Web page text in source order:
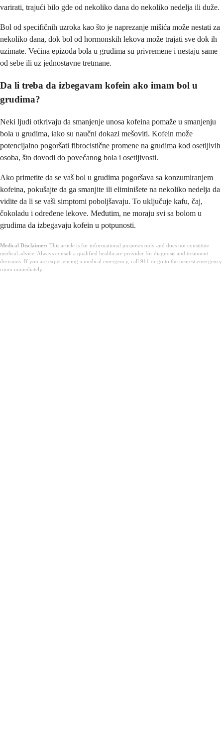
varirati, trajući bilo gde od nekoliko dana do nekoliko nedelja ili duže.
Bol od specifičnih uzroka kao što je naprezanje mišića može nestati za
nekoliko dana, dok bol od hormonskih lekova može trajati sve dok ih
uzimate. Većina epizoda bola u grudima su privremene i nestaju same
od sebe ili uz jednostavne tretmane.
Da li treba da izbegavam kofein ako imam bol u
grudima?
Neki ljudi otkrivaju da smanjenje unosa kofeina pomaže u smanjenju
bola u grudima, iako su naučni dokazi mešoviti. Kofein može
potencijalno pogoršati fibrocistične promene na grudima kod osetljivih
osoba, što dovodi do povećanog bola i osetljivosti.
Ako primetite da se vaš bol u grudima pogoršava sa konzumiranjem
kofeina, pokušajte da ga smanjite ili eliminišete na nekoliko nedelja da
vidite da li se vaši simptomi poboljšavaju. To uključuje kafu, čaj,
čokoladu i određene lekove. Međutim, ne moraju svi sa bolom u
grudima da izbegavaju kofein u potpunosti.
Medical Disclaimer: This article is for informational purposes only and does not constitute
medical advice. Always consult a qualified healthcare provider for diagnosis and treatment
decisions. If you are experiencing a medical emergency, call 911 or go to the nearest emergency
room immediately.